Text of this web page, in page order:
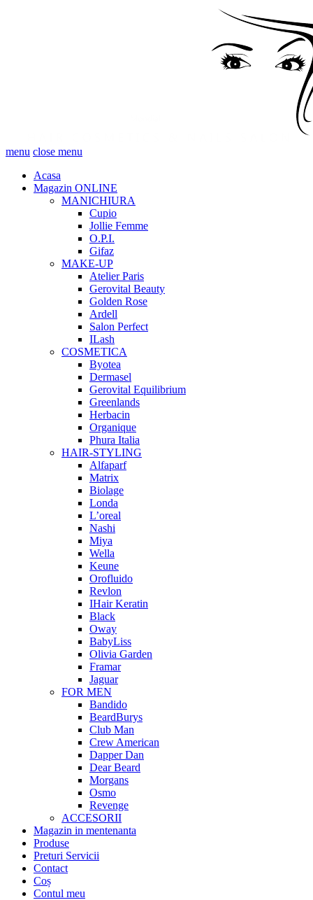
menu close menu
Acasa
Magazin ONLINE
MANICHIURA
Cupio
Jollie Femme
O.P.I.
Gifaz
MAKE-UP
Atelier Paris
Gerovital Beauty
Golden Rose
Ardell
Salon Perfect
ILash
COSMETICA
Byotea
Dermasel
Gerovital Equilibrium
Greenlands
Herbacin
Organique
Phura Italia
HAIR-STYLING
Alfaparf
Matrix
Biolage
Londa
L’oreal
Nashi
Miya
Wella
Keune
Orofluido
Revlon
IHair Keratin
Black
Oway
BabyLiss
Olivia Garden
Framar
Jaguar
FOR MEN
Bandido
BeardBurys
Club Man
Crew American
Dapper Dan
Dear Beard
Morgans
Osmo
Revenge
ACCESORII
Magazin in mentenanta
Produse
Preturi Servicii
Contact
Coș
Contul meu